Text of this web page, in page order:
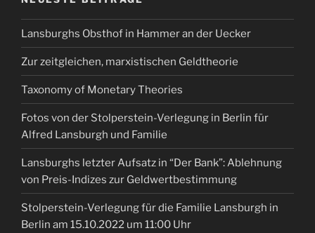
Lansburghs Obsthof in Hammer an der Uecker
Zur zeitgleichen, marxistischen Geldtheorie
Taxonomy of Monetary Theories
Fotos von der Stolperstein-Verlegung in Berlin für
Alfred Lansburgh und Familie
Lansburghs letzter Aufsatz in “Der Bank”: Ablehnung
von Preis-Indizes zur Geldwertbestimmung
Stolperstein-Verlegung für die Familie Lansburgh in
Berlin am 15.10.2022 um 11:00 Uhr